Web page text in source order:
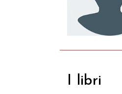
I libri